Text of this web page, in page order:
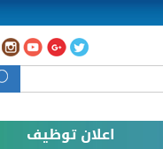
اعلان توظيف